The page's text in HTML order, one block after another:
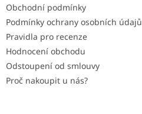
Obchodní podmínky
Podmínky ochrany osobních údajů
Pravidla pro recenze
Hodnocení obchodu
Odstoupení od smlouvy
Proč nakoupit u nás?